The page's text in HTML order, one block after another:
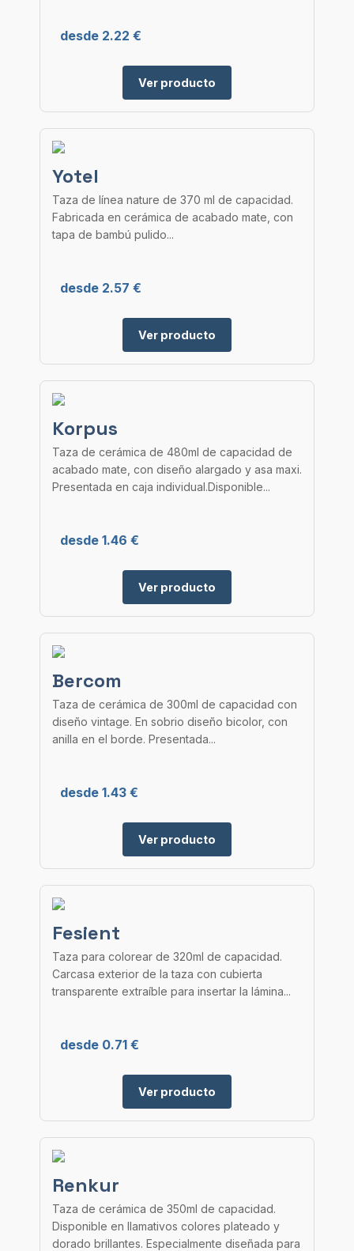
desde 2.22 €
Ver producto
Yotel
Taza de línea nature de 370 ml de capacidad.
Fabricada en cerámica de acabado mate, con
tapa de bambú pulido...
desde 2.57 €
Ver producto
Korpus
Taza de cerámica de 480ml de capacidad de
acabado mate, con diseño alargado y asa maxi.
Presentada en caja individual.Disponible...
desde 1.46 €
Ver producto
Bercom
Taza de cerámica de 300ml de capacidad con
diseño vintage. En sobrio diseño bicolor, con
anilla en el borde. Presentada...
desde 1.43 €
Ver producto
Fesient
Taza para colorear de 320ml de capacidad.
Carcasa exterior de la taza con cubierta
transparente extraíble para insertar la lámina...
desde 0.71 €
Ver producto
Renkur
Taza de cerámica de 350ml de capacidad.
Disponible en llamativos colores plateado y
dorado brillantes. Especialmente diseñada para